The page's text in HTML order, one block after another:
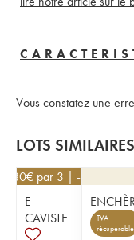
Vous constatez une
LOTS SIMILAIRES
€ par 3 | -10%
E-
CAVISTE
TVA
récupérable